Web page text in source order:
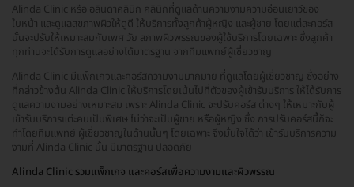
Alinda Clinic หรือ อลินดาคลินิก คลินิกที่ดูแลด้านความงามความอ่อนเยาว์ของ
ใบหน้า และดูแลสุขภาพผิวให้ดูดี ให้บริการทั้งลูกค้าผู้หญิง และผู้ชาย โดยแต่ละคอร์ส
นั้นจะปรับให้เหมาะสมกับเพศ วัย สภาพผิวพรรณของผู้ใช้บริการโดยเฉพาะ ซึ่งลูกค้า
ทุกท่านจะได้รับการดูแลอย่างได้มาตรฐาน จากทีมแพทย์ผู้เชี่ยวชาญ
Alinda Clinic มีแพ็กเกจและคอร์สความงามมากมาย ที่ดูแลโดยผู้เชี่ยวชาญ ซึ่งอย่าง
ที่กล่าวข้างต้น Alinda Clinic ให้บริการโดยเน้นไปที่ตัวของผู้เข้ารับบริการ ให้ได้รับการ
ดูแลความงามอย่างเหมาะสม เพราะ Alinda Clinic จะปรับคอร์ส ต่างๆ ให้เหมาะกับผู้
เข้ารับบริการแต่ะคนเป็นพิเศษ ไม่ว่าจะเป็นผู้ชาย หรือผู้หญิง ซึ่ง การปรับคอร์สนี้ก็จะ
ทำโดยทีมแพทย์ ผู้เชี่ยวชาญในด้านนั้นๆ โดยเฉพาะ จึงมั่นใจได้ว่า เข้ารับบริการความ
งามที่ Alinda Clinic นั้น มีมาตรฐาน ปลอดภัย
Alinda Clinic รวมแพ็กเกจ และคอร์สเพื่อความงามและผิวพรรณ